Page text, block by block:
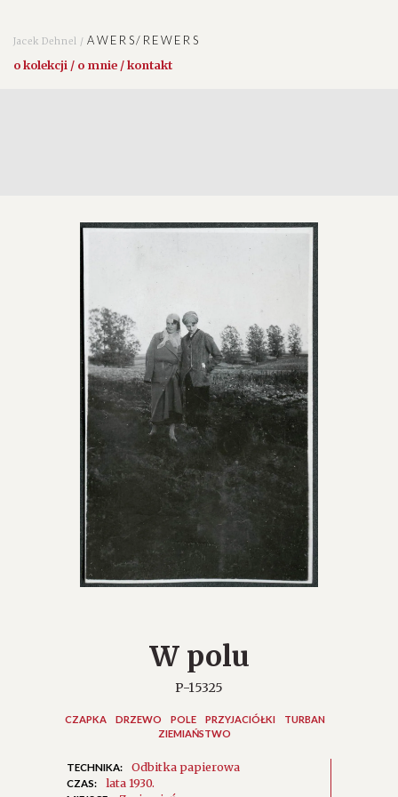
Jacek Dehnel /AWERS/REWERS
o kolekcji / o mnie / kontakt
W polu
P-15325
CZAPKA DRZEWO POLE PRZYJACIÓŁKI
TURBAN
ZIEMIAŃSTWO
TECHNIKA: Odbitka papierowa
CZAS: lata 1930.